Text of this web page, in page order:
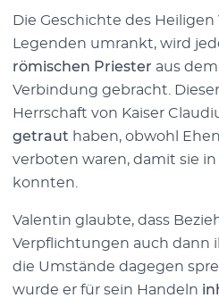
Die Geschichte des
Legenden umrankt, wird
römischen Priester aus
Verbindung gebracht.
Herrschaft von Kaiser
getraut haben, obwohl
verboten waren, damit sie
konnten.
Valentin glaubte, dass
Verpflichtungen auch dann
die Umstände dagegen
wurde er für sein Handeln